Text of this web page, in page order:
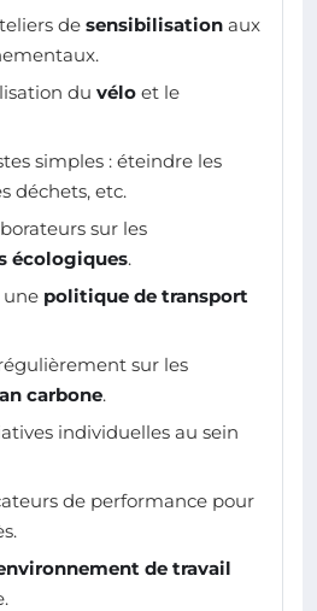
de sensibilisation aux
du vélo et le
simples : éteindre les
déchets, etc.
sur les
écologiques.
une politique de transport
sur les
carbone.
individuelles au sein
de performance pour
de travail